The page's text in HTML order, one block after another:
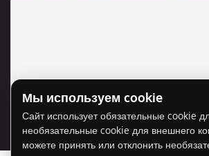
Для отображения карты нужно
использование cookie для
Разрешить cookie
Мы используем cookie
Сайт использует обязательные cookie
необязательные cookie для внешнего
можете принять или отклонить